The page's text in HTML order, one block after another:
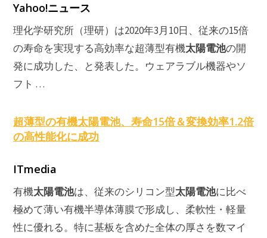
Yahoo!ニュース
理化学研究所（理研）は2020年3月10日、従来の15倍
の寿命を実現する高効率な超薄型有機太陽電池の開
発に成功した、と発表した。ウェアラブル機器やソ
フト …
超薄型の有機太陽電池、寿命15倍＆変換効率1.2倍
の高性能化に成功
ITmedia
有機太陽電池は、従来のシリコン型太陽電池に比べ
極めて薄い有機半導体薄膜で形成し、柔軟性・軽量
性に優れる。特に基板を含めた全体の厚さを数マイ